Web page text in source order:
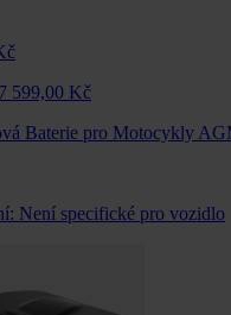
7 599,00 Kč
Baterie pro Motocykly
Není specifické pro vozidlo